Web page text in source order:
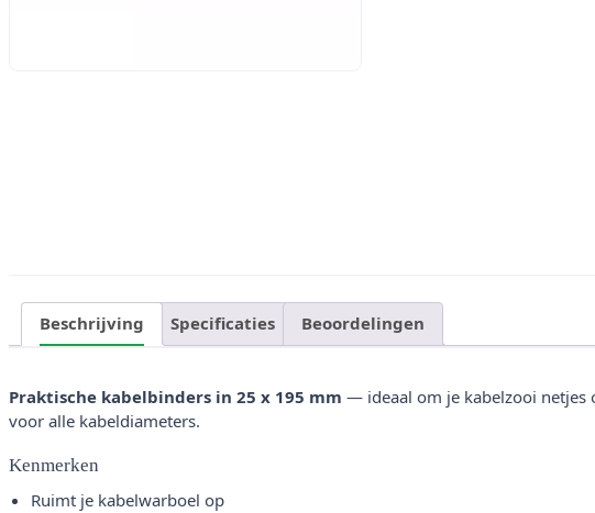
Beschrijving Specificaties Beoordelingen
Praktische kabelbinders in 25 x 195 mm — ideaal om je kabelzooi netjes
voor alle kabeldiameters.
Kenmerken
Ruimt je kabelwarboel op